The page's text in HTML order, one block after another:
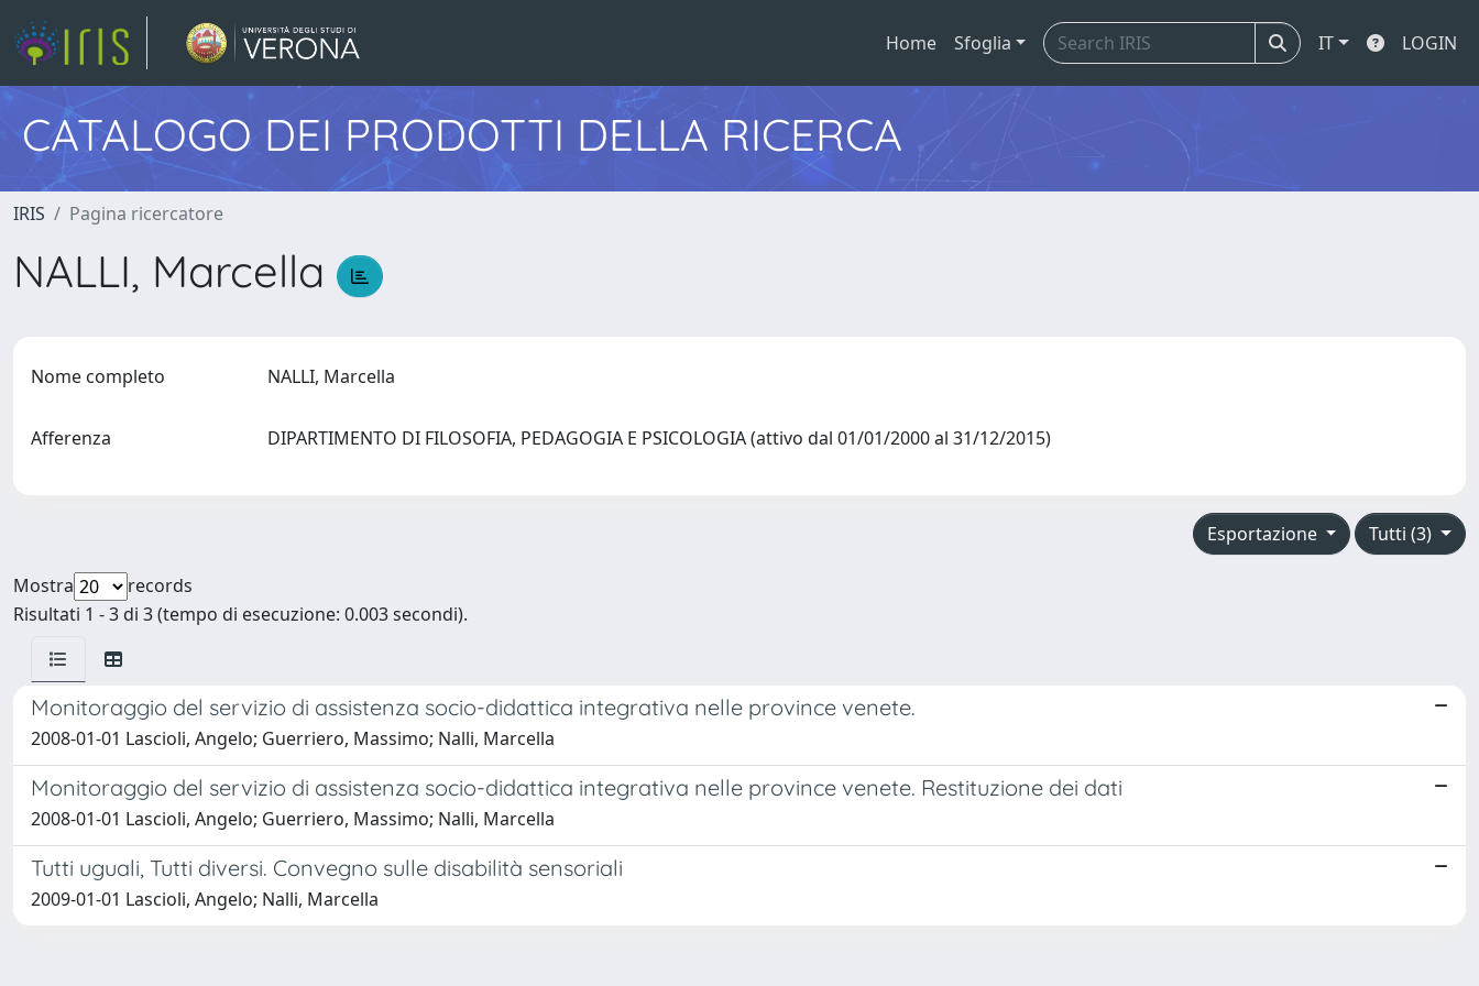
Home Sfoglia IT LOGIN
CATALOGO DEI PRODOTTI DELLA RICERCA
IRIS Pagina ricercatore
NALLI, Marcella
Nome completo NALLI, Marcella
Afferenza DIPARTIMENTO DI FILOSOFIA, PEDAGOGIA E PSICOLOGIA (attivo dal 01/01/2000 al 31/12/2015)
Tutti (3)
Esportazione
Mostra
records
Risultati 1 - 3 di 3 (tempo di esecuzione: 0.003 secondi).
Monitoraggio del servizio di assistenza socio-didattica integrativa nelle province venete.
2008-01-01 Lascioli, Angelo; Guerriero, Massimo; Nalli, Marcella
Monitoraggio del servizio di assistenza socio-didattica integrativa nelle province venete. Restituzione dei dati
2008-01-01 Lascioli, Angelo; Guerriero, Massimo; Nalli, Marcella
Tutti uguali, Tutti diversi. Convegno sulle disabilità sensoriali
2009-01-01 Lascioli, Angelo; Nalli, Marcella